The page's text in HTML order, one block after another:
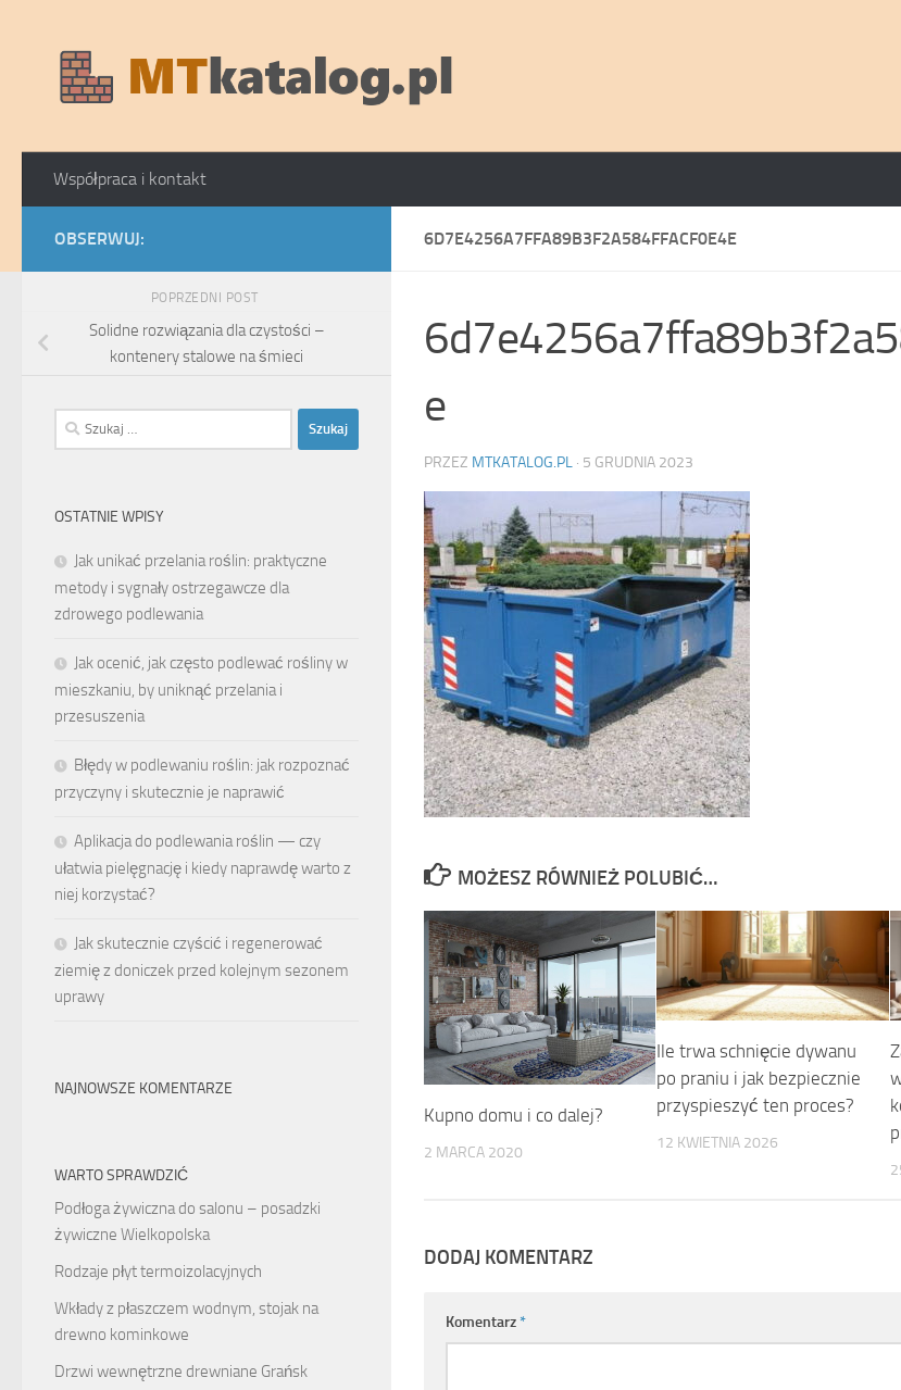
Współpraca i kontakt
6D7E4256A7FFA89B3F2A584FFACF0E4E
e
PRZEZ MTKATALOG.PL · 5 GRUDNIA 2023
MOŻESZ RÓWNIEŻ POLUBIĆ…
Kupno domu i co dalej?
2 MARCA 2020
Ile trwa schnięcie dywanu
po praniu i jak bezpiecznie
przyspieszyć ten proces?
12 KWIETNIA 2026
DODAJ KOMENTARZ
Komentarz*
OBSERWUJ:
POPRZEDNI POST
Solidne rozwiązania dla czystości –
kontenery stalowe na śmieci
Szukaj:
OSTATNIE WPISY
Jak unikać przelania roślin: praktyczne
metody i sygnały ostrzegawcze dla
zdrowego podlewania
Jak ocenić, jak często podlewać rośliny w
mieszkaniu, by uniknąć przelania i
przesuszenia
Błędy w podlewaniu roślin: jak rozpoznać
przyczyny i skutecznie je naprawić
Aplikacja do podlewania roślin — czy
ułatwia pielęgnację i kiedy naprawdę warto z
niej korzystać?
Jak skutecznie czyścić i regenerować
ziemię z doniczek przed kolejnym sezonem
uprawy
NAJNOWSZE KOMENTARZE
WARTO SPRAWDZIĆ
Podłoga żywiczna do salonu – posadzki
żywiczne Wielkopolska
Rodzaje płyt termoizolacyjnych
Wkłady z płaszczem wodnym, stojak na
drewno kominkowe
Drzwi wewnętrzne drewniane Grańsk